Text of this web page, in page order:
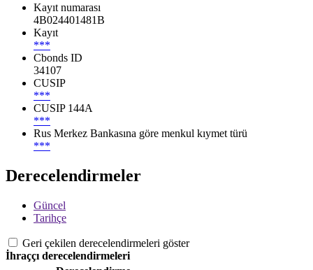
Kayıt numarası
4B024401481B
Kayıt
***
Cbonds ID
34107
CUSIP
***
CUSIP 144A
***
Rus Merkez Bankasına göre menkul kıymet türü
***
Derecelendirmeler
Güncel
Tarihçe
Geri çekilen derecelendirmeleri göster
İhraççı derecelendirmeleri